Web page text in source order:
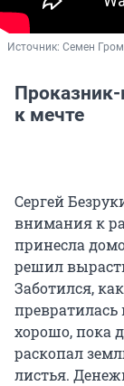
Источник: Семен
Проказник-
к мечте
Сергей
внимания к
принесла
решил
Заботился,
превратилась
хорошо, пока
раскопал
листья.